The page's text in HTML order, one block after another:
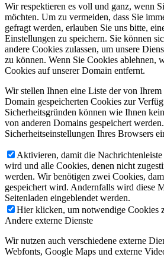
Wir respektieren es voll und ganz, wenn
möchten. Um zu vermeiden, dass Sie
gefragt werden, erlauben Sie uns bitte,
Einstellungen zu speichern. Sie können
andere Cookies zulassen, um unsere
zu können. Wenn Sie Cookies ablehnen,
Cookies auf unserer Domain entfernt.
Wir stellen Ihnen eine Liste der von
Domain gespeicherten Cookies zur
Sicherheitsgründen können wie Ihnen
von anderen Domains gespeichert
Sicherheitseinstellungen Ihres Browsers
Aktivieren, damit die Nachrichtenleiste
wird und alle Cookies, denen nicht
werden. Wir benötigen zwei Cookies,
gespeichert wird. Andernfalls wird diese
Seitenladen eingeblendet werden.
Hier klicken, um notwendige Cookies
Andere externe Dienste
Wir nutzen auch verschiedene externe
Webfonts, Google Maps und externe